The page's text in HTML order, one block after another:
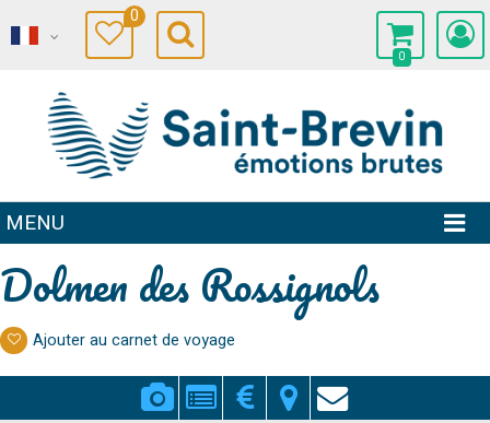
0
0
MENU
Dolmen des Rossignols
Ajouter au carnet de voyage